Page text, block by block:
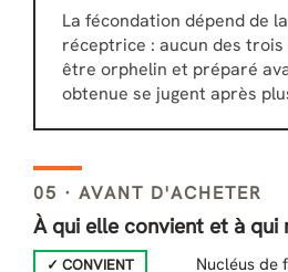
La fécondation dépend de
réceptrice : aucun des
être orphelin et préparé
obtenue se jugent après
05 · AVANT D'ACHETER
À qui elle convient et à qui
✓ CONVIENT
Nucléus de